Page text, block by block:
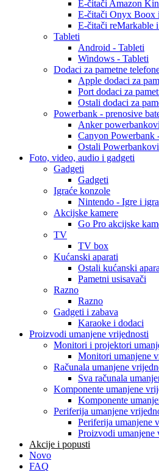
E-čitači Amazon
E-čitači Onyx Boox
E-čitači reMarkable
Tableti
Android - Tableti
Windows - Tableti
Dodaci za pametne
Apple dodaci za
Port dodaci za
Ostali dodaci za
Powerbank - prenosive
Anker
Canyon Powerbank
Ostali
Foto, video, audio i gadgeti
Gadgeti
Gadgeti
Igraće konzole
Nintendo - Igre i
Akcijske kamere
Go Pro akcijske
TV
TV box
Kućanski aparati
Ostali kućanski
Pametni usisavači
Razno
Razno
Gadgeti i zabava
Karaoke i dodaci
Proizvodi umanjene vrijednosti
Monitori i projektori
Monitori umanjene
Računala umanjene
Sva računala
Komponente umanjene
Komponente
Periferija umanjene
Periferija umanjene
Proizvodi umanjene
Akcije i popusti
Novo
FAQ